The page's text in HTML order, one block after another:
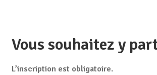
Vous souhaitez y
L’inscription est obligatoire.